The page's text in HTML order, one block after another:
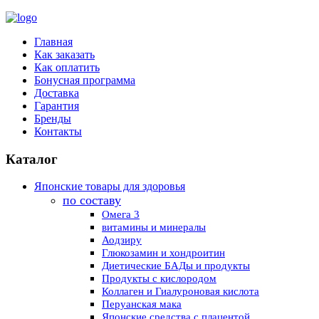
Главная
Как заказать
Как оплатить
Бонусная программа
Доставка
Гарантия
Бренды
Контакты
Каталог
Японские товары для здоровья
по составу
Омега 3
витамины и минералы
Аодзиру
Глюкозамин и хондроитин
Диетические БАДы и продукты
Продукты с кислородом
Коллаген и Гиалуроновая кислота
Перуанская мака